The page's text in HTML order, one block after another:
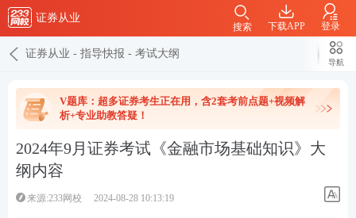
证券从业
下载APP 登录
搜索
证券从业 - 指导快报 - 考试大纲
导航
V题库：超多证券考生正在用，含2套考前点题+视频解
析+专业助教答疑！
2024年9月证券考试《金融市场基础知识》大
纲内容
来源:233网校 2024-08-28 10:13:19